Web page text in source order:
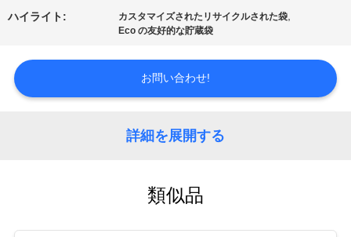
案
品
ハイライト: カスタマイズされたリサイクルされた袋,
Eco の友好的な貯蔵袋
お問い合わせ!
詳細を展開する
類似品